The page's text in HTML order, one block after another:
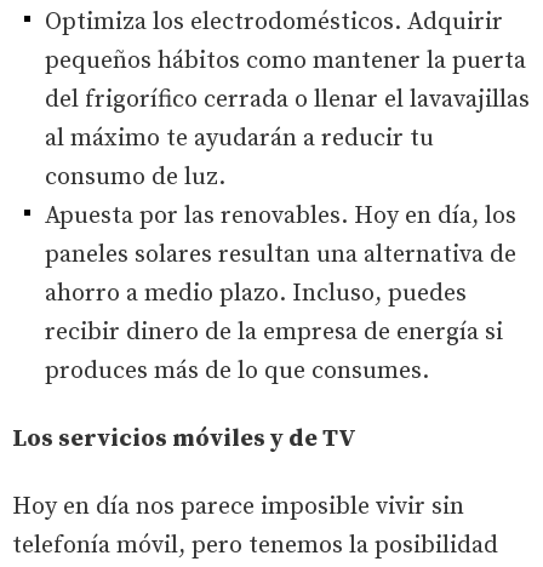
Optimiza los electrodomésticos. Adquirir
pequeños hábitos como mantener la puerta
del frigorífico cerrada o llenar el lavavajillas
al máximo te ayudarán a reducir tu
consumo de luz.
Apuesta por las renovables. Hoy en día, los
paneles solares resultan una alternativa de
ahorro a medio plazo. Incluso, puedes
recibir dinero de la empresa de energía si
produces más de lo que consumes.
Los servicios móviles y de TV
Hoy en día nos parece imposible vivir sin
telefonía móvil, pero tenemos la posibilidad